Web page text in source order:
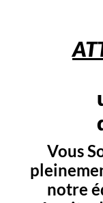
Vous
notre